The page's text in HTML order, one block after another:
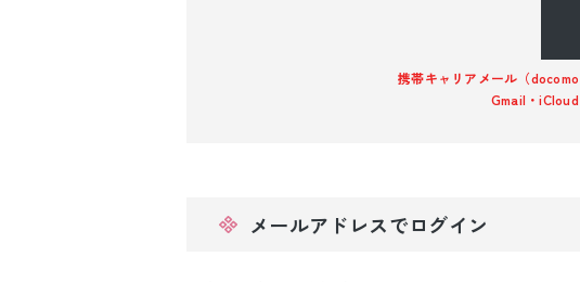
携帯キャリアメール（
Gmail・
メールアドレスでログイン